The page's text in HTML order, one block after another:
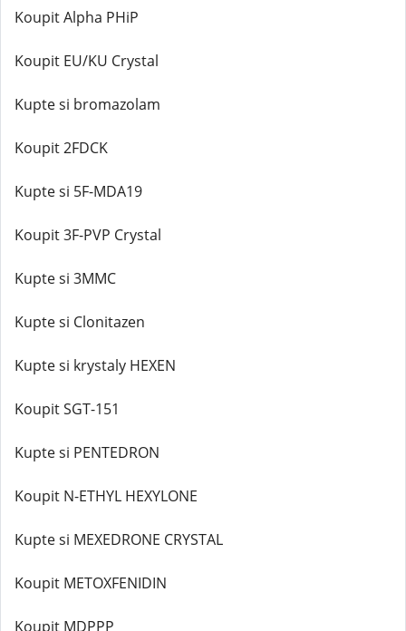
Koupit Alpha PHiP
Koupit EU/KU Crystal
Kupte si bromazolam
Koupit 2FDCK
Kupte si 5F-MDA19
Koupit 3F-PVP Crystal
Kupte si 3MMC
Kupte si Clonitazen
Kupte si krystaly HEXEN
Koupit SGT-151
Kupte si PENTEDRON
Koupit N-ETHYL HEXYLONE
Kupte si MEXEDRONE CRYSTAL
Koupit METOXFENIDIN
Koupit MDPPP